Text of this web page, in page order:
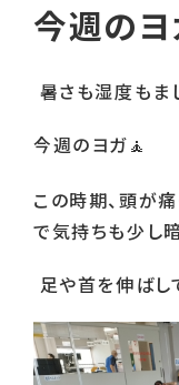
今週のヨ
暑さも湿度もま
今週のヨガ 🧘
この時期、頭が
で気持ちも少し
足や首を伸ばし